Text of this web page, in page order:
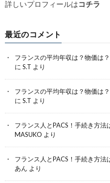
詳しいプロフィールはコチラ
最近のコメント
フランスの平均年収は？物価は
に S.T より
フランスの平均年収は？物価は
に S.T より
フランス人とPACS！手続き方法
MASUKO より
フランス人とPACS！手続き方法
あん より